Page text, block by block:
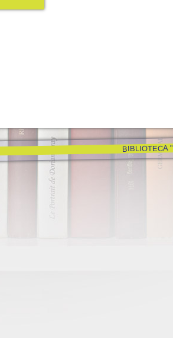
BIBLIOTECA